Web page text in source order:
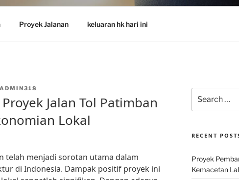
Proyek Jalanan keluaran hk hari ini
ADMIN318
Jalan Tol Patimban
Lokal
telah menjadi sorotan utama dalam
di Indonesia. Dampak positif proyek ini
for:
RECENT
Proyek
Kemacetan